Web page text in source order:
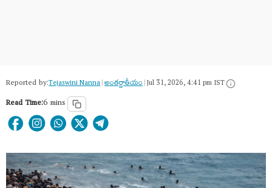
Reported by:Tejaswini Nanna|అంత‌ర్జాతీయం|Jul 31, 2026, 4:41 pm IST
Read Time:6 mins